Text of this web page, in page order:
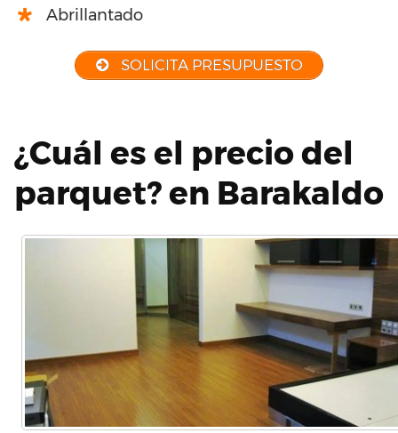
Abrillantado
SOLICITA PRESUPUESTO
¿Cuál es el precio del
parquet? en Barakaldo